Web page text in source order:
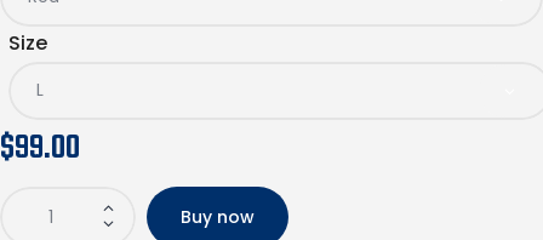
Size
$99.00
Buy now